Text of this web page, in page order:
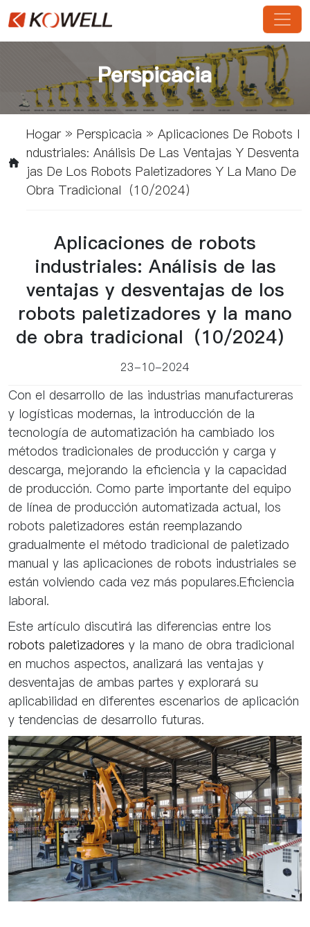
Perspicacia
Hogar» Perspicacia » Aplicaciones De Robots I
Ndustriales: Análisis De Las Ventajas Y Desventa
Jas De Los Robots Paletizadores Y La Mano De
Obra Tradicional（10/2024）
Aplicaciones de robots
industriales: Análisis de las
ventajas y desventajas de los
robots paletizadores y la mano
de obra tradicional（10/2024）
23-10-2024
Con el desarrollo de las industrias manufactureras
y logísticas modernas, la introducción de la
tecnología de automatización ha cambiado los
métodos tradicionales de producción y carga y
descarga, mejorando la eficiencia y la capacidad
de producción. Como parte importante del equipo
de línea de producción automatizada actual, los
robots paletizadores están reemplazando
gradualmente el método tradicional de paletizado
manual y las aplicaciones de robots industriales se
están volviendo cada vez más populares.Eficiencia
laboral.
Este artículo discutirá las diferencias entre los
robots paletizadores y la mano de obra tradicional
en muchos aspectos, analizará las ventajas y
desventajas de ambas partes y explorará su
aplicabilidad en diferentes escenarios de aplicación
y tendencias de desarrollo futuras.